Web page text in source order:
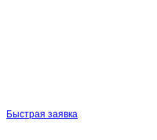
Быстрая заявка